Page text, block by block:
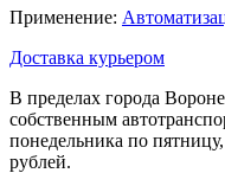
Применение:
Доставка курьером
В пределах города
собственным
понедельника по
рублей.